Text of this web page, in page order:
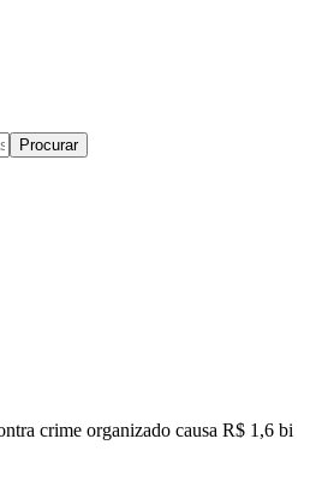
crime organizado causa R$ 1,6 bi